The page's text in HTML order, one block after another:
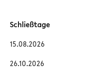
Schließtage
15.08.2026
26.10.2026